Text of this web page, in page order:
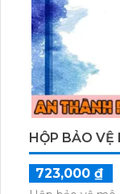
HỘP BẢO
723,000 ₫